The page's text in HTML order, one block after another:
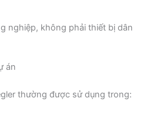
nghiệp, không phải thiết bị dân
án
thường được sử dụng trong: